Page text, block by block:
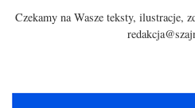
Czekamy na Wasze teksty, ilustracje,